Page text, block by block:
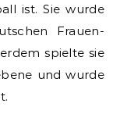
ist. Sie wurde
Frauen-
spielte sie
und wurde